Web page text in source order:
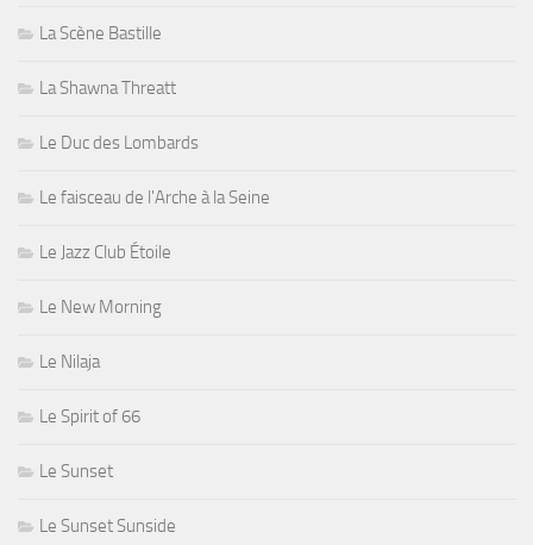
La Scène Bastille
La Shawna Threatt
Le Duc des Lombards
Le faisceau de l'Arche à la Seine
Le Jazz Club Étoile
Le New Morning
Le Nilaja
Le Spirit of 66
Le Sunset
Le Sunset Sunside